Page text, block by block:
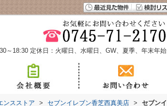
～18:30 定休日：火曜日、水曜日、GW、夏季、年末年始
ンスストア > セブンイレブン香芝西真美店 >
セブンイ